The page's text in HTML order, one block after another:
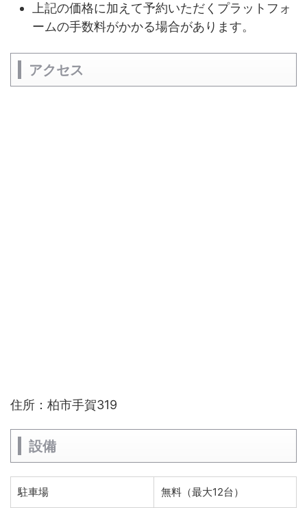
上記の価格に加えて予約いただくプラットフォ
ームの手数料がかかる場合があります。
アクセス
住所：柏市手賀319
設備
駐車場 無料（最大12台）